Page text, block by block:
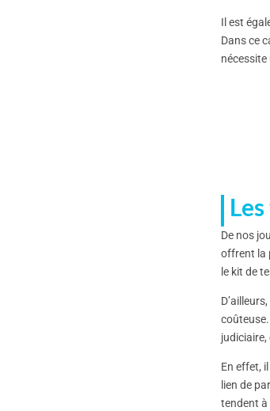
Il est
Dans ce
nécessite
De nos
offrent la
le kit de
judiciaire,
En effet,
lien de
tendent à